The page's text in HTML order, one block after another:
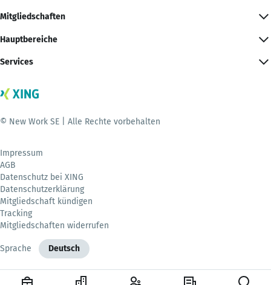
Mitgliedschaften
Hauptbereiche
Services
© New Work SE | Alle Rechte vorbehalten
Impressum
AGB
Datenschutz bei XING
Datenschutzerklärung
Mitgliedschaft kündigen
Tracking
Mitgliedschaften widerrufen
Sprache Deutsch